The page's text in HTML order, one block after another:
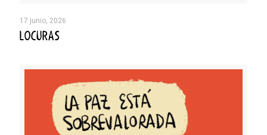
17 junio, 2026
LOCURAS